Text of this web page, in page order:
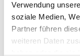
Verwendung
soziale Medien,
Partner führen
weiteren Daten
Benutzername